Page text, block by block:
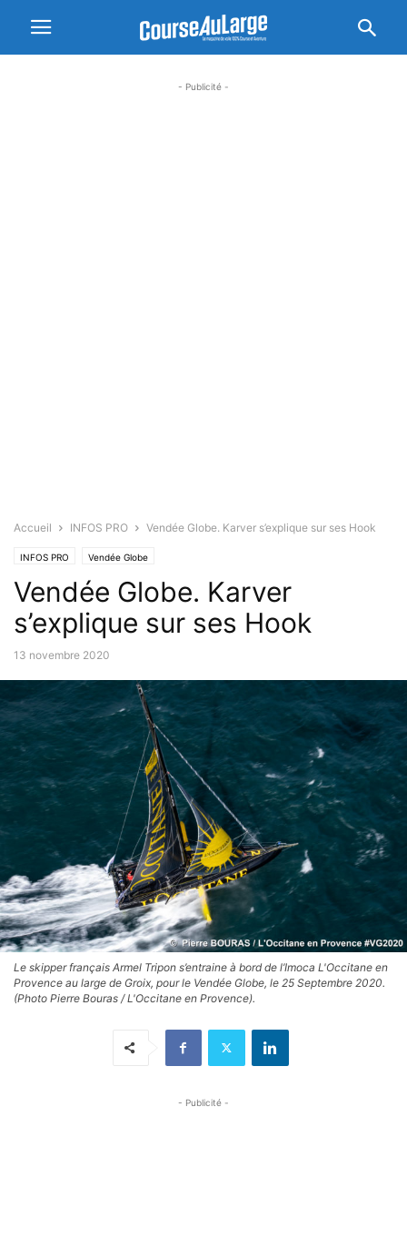
- Publicité -
Accueil INFOS PRO Vendée Globe. Karver s’explique sur ses Hook
INFOS PRO Vendée Globe
Vendée Globe. Karver
s’explique sur ses Hook
13 novembre 2020
Le skipper français Armel Tripon s’entraine à bord de l’Imoca L'Occitane en
Provence au large de Groix, pour le Vendée Globe, le 25 Septembre 2020.
(Photo Pierre Bouras / L'Occitane en Provence).
- Publicité -